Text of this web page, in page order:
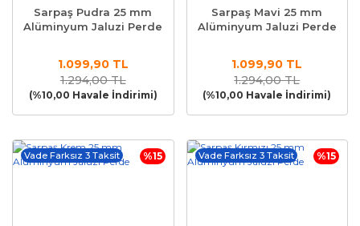
Sarpaş Pudra 25 mm
Alüminyum Jaluzi Perde
1.099,90 TL
1.294,00 TL
(%10,00 Havale İndirimi)
Sarpaş Mavi 25 mm
Alüminyum Jaluzi Perde
1.099,90 TL
1.294,00 TL
(%10,00 Havale İndirimi)
%15
Vade Farksız 3 Taksit %15
Vade Farksız 3 Taksit